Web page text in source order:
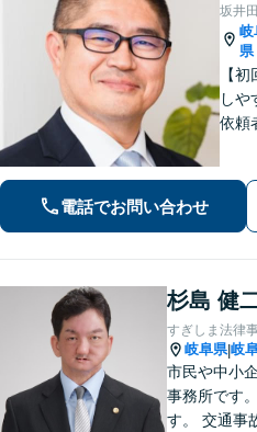
坂井
岐
県
【
しや
依頼
を
ひ
電話でお問い合わせ
杉島 健
すぎしま法律
岐阜県|岐
市民や中小
事務所です
す。 交通事